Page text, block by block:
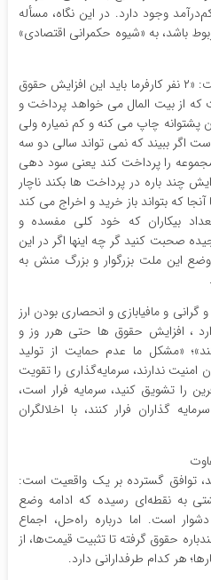
وجود دارد. در این نگاه، مسأله
باشد، به «شیوه حکمرانی اقتصادی»
یکی از کاربران خبرآنلاین نوشته است: «۲ نفر کارفرما باید این افزایش حقوق
از بیت المال می خواهد پرداخت و
چاپ می کنه و کم نمیاره ولی
ببیند که نمی تواند سالی دو سه
را پرداخت کند یعنی سود دهی
چند باره در پرداخت ها بکند ناچار
آنجا که بتواند باز خرید و اخراج می کند
بیکاران که خود کلی مفسده و
صحبت کنید گر چه اینها اگر در این
این ملت بزرگوار و بزرگ منش به
و مافیابازی و انحصاری بودن ارز
، افزایش حقوق ها حتی هرر وز و
«مشکل ما عدم حمایت از تولید
امنیت ندارند، سرمایه‌گذاری را تقویت
را تشویق کنید، سرمایه فرار است،
گذاران فرار کنند، با اخلالگران
توافق گسترده بر یک واقعیت است:
به نقطه‌ای رسیده که ادامه وضع
است. اما درباره راه‌حل، اجماع
حقوق گرفته تا تثبیت قیمت‌ها، از
هر کدام طرفدارانی دارد.